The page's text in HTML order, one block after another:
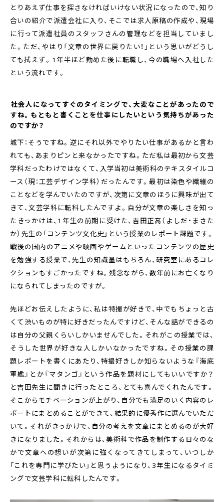
とりあえず仕事を探さなければいけない状況になったので、知り
合いの紹介で派遣会社に入り、そこでは求人原稿の作成や、現場
に行って派遣社員のスタッフさんの管理などを担当していまし
た。ただ、やはり「文章の世界に戻りたい！」という思いがどうし
ても拭えず。1年半ほど勤めた後に転職し、今の職場へ入社した
という流れです。
――社会人になってすぐのタイミングで、大変なことがあったので
すね。もともと書くことを仕事にしたいという気持ちがあった
のですか？
城下：そうですね。逆にそれ以外でやりたい仕事があるかと言わ
れても、あまりピンと来なかったですね。ただ私は最初から文芸
学科だったわけではなくて、入学当初は美術科のテキスタイルコ
ース（現：工芸デザイン学科）だったんです。最初は染色や繊維の
ことなどを学んでいたのですが、次第に文章のほうに興味が出て
きて、文芸学科に転科したんですよ。自分が文章の楽しさを知っ
たきっかけは、1年生の前期に受けた、吉田正高（よしだ・まさた
か）先生の「コンテンツ文化史」という授業のレポート課題です。
戦後の国内のアニメや映画やゲームといったコンテンツの歴史
を勉強する授業で、先生の知識量はもちろん、研究室にあるコレ
クションもすごかったですね。残念ながら、数年前にお亡くなり
になられてしまったのですが。
先ほどお伝えしたように、私は特撮が好きで、中でもちょっと古
くて渋いものが特に好きだったんですけど、そんな話ができるの
は自分の父親くらいしかいませんでした。それがこの授業では、
そうした世界が好きな人しかいなかったですね。その授業の課
題レポートを書くにあたり、特撮好きしか知らないような『海底
軍艦』とか『マタンゴ』という作品を題材にしてもいいですか？
と吉田先生に聞きに行ったところ、とても喜んでくれたんです。
そこからモチベーションが上がり、自分でも満足のいく内容のレ
ポートにまとめることができて、結果的に優秀作に選んでいただ
いて。それがきっかけで、自分の考えを文章にまとめるのが大好
きになりました。それからは、美術科で作品を制作する日々のな
かで文章への想いが次第に強くなってきてしまって、いつしか
「これを専門に学びたい」と思うようになり、3年生になるタイミ
ングで文芸学科に転科したんです。